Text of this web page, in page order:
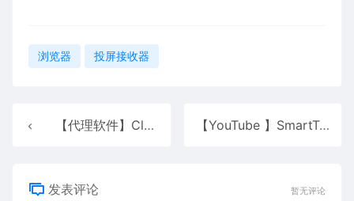
浏览器 投屏接收器
【代理软件】Clash 【YouTube 】SmartTube 25.24
发表评论 暂无评论